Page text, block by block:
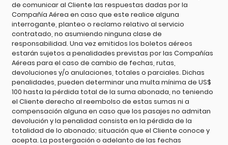
de comunicar al Cliente las respuestas dadas por la
Compañía Aérea en caso que este realice alguna
interrogante, planteo o reclamo relativo al servicio
contratado, no asumiendo ninguna clase de
responsabilidad. Una vez emitidos los boletos aéreos
estarán sujetos a penalidades previstas por las Compañías
Aéreas para el caso de cambio de fechas, rutas,
devoluciones y/o anulaciones, totales o parciales. Dichas
penalidades, pueden determinar una multa mínima de US$
100 hasta la pérdida total de la suma abonada, no teniendo
el Cliente derecho al reembolso de estas sumas ni a
compensación alguna en caso que los pasajes no admitan
devolución y la penalidad consista en la pérdida de la
totalidad de lo abonado; situación que el Cliente conoce y
acepta. La postergación o adelanto de las fechas